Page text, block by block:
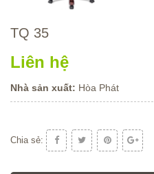
TQ 35
Liên hệ
Nhà sản xuất: Hòa Phát
Chia sẻ: